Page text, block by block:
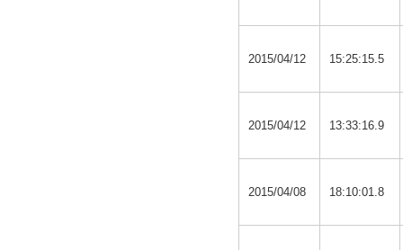
2015/04/12 15:25:15.5
2015/04/12 13:33:16.9
2015/04/08 18:10:01.8